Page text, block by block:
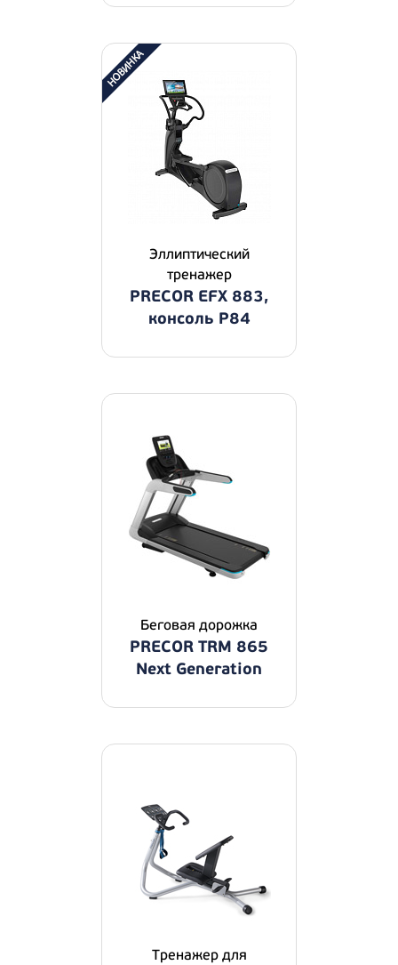
Эллиптический
тренажер
PRECOR EFX 883,
консоль P84
Беговая дорожка
PRECOR TRM 865
Next Generation
Тренажер для